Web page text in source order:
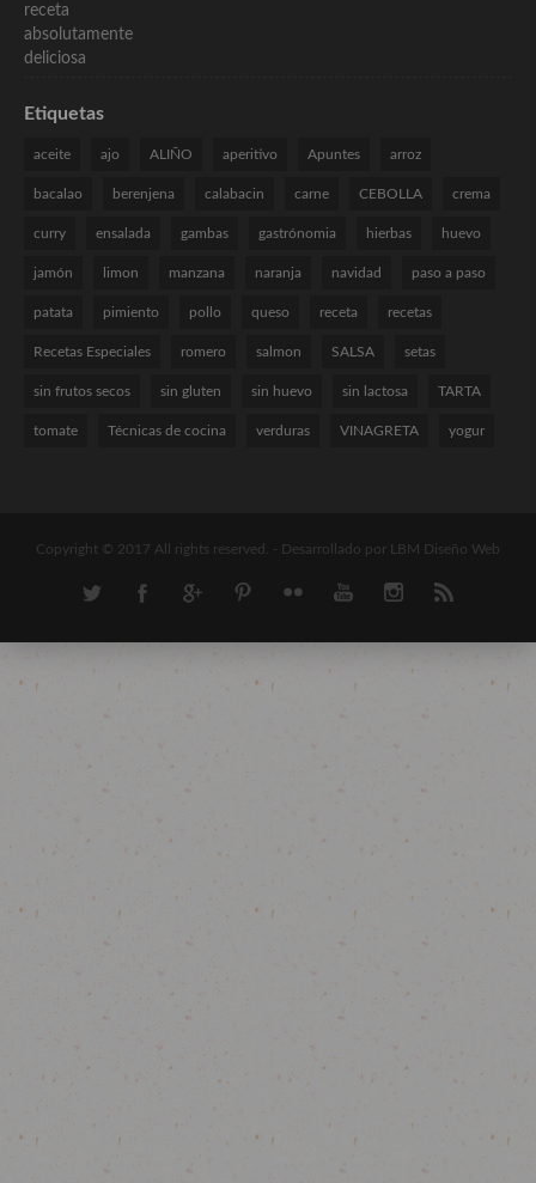
Etiquetas
aceite ajo ALIÑO aperitivo Apuntes arroz
bacalao berenjena calabacin carne CEBOLLA crema
curry ensalada gambas gastrónomia hierbas huevo
jamón limon manzana naranja navidad paso a paso
patata pimiento pollo queso receta recetas
Recetas Especiales romero salmon SALSA setas
sin frutos secos sin gluten sin huevo sin lactosa TARTA
tomate Técnicas de cocina verduras VINAGRETA yogur
Copyright © 2017 All rights reserved. - Desarrollado por LBM Diseño Web